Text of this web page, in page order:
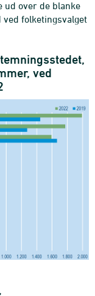
over de blanke
folketingsvalget
ved